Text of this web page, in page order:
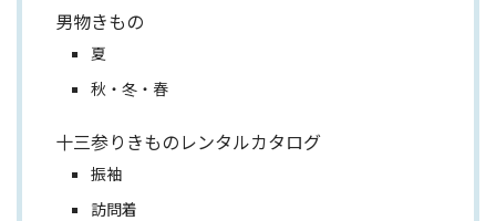
男物きもの
夏
秋・冬・春
十三参りきものレンタルカタログ
振袖
訪問着